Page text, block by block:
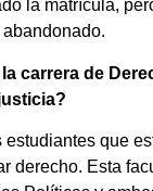
la matrícula,
carrera de
que
derecho. Esta